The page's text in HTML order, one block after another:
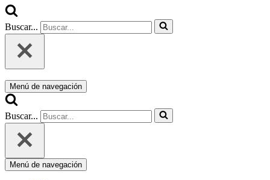
Buscar...
Menú de navegación
Buscar...
Menú de navegación